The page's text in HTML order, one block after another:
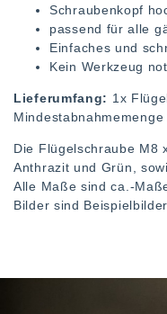
Schraubenkopf
passend für alle
Einfaches und
Kein Werkzeug
Lieferumfang: 1x
Mindestabnahmemenge
Die Flügelschraube M8
Anthrazit und Grün,
Alle Maße sind ca.-
Bilder sind